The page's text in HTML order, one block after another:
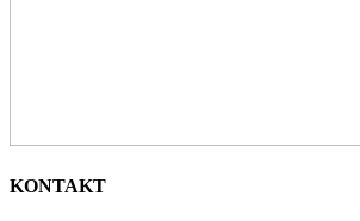
KONTAKT